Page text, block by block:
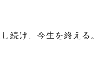
続け、今生を終える。